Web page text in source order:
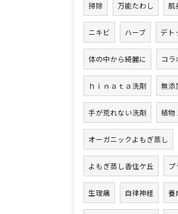
掃除 万能たわし 肌
ニキビ ハーブ デト
体の中から綺麗に コラ
ｈｉｎａｔａ洗剤 無添
手が荒れない洗剤 植物
オーガニックよもぎ蒸し
よもぎ蒸し香住ケ丘 プ
生理痛 自律神経 養